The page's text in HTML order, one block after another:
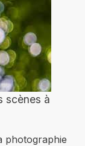
scènes à
photographie